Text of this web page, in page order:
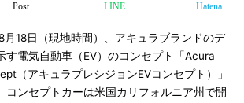
Post LINE Hatena
18日（現地時間）、アキュラブランドのデ
す電気自動車（EV）のコンセプト「Acura
（アキュラプレシジョンEVコンセプト）」
コンセプトカーは米国カリフォルニア州で開